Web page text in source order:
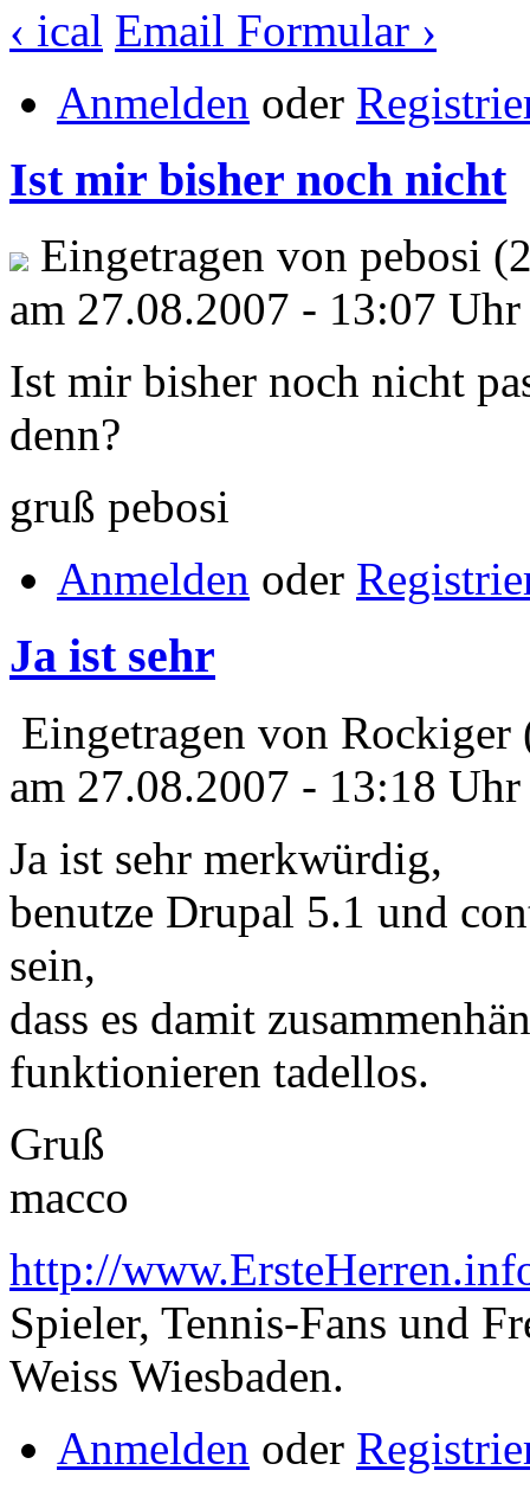
‹ ical Email Formular ›
Anmelden oder
Ist mir bisher noch nicht
Eingetragen von pebosi
am 27.08.2007 - 13:07 Uhr
Ist mir bisher noch nicht
denn?
gruß pebosi
Anmelden oder
Ja ist sehr
Eingetragen von Rockiger
am 27.08.2007 - 13:18 Uhr
Ja ist sehr merkwürdig,
benutze Drupal 5.1 und
sein,
dass es damit
funktionieren tadellos.
Gruß
macco
http://
Spieler, Tennis-Fans und
Weiss Wiesbaden.
Anmelden oder